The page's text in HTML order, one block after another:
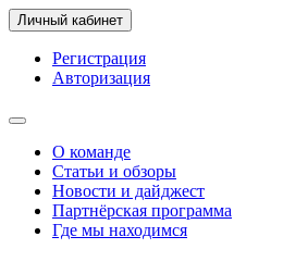
Личный кабинет
Регистрация
Авторизация
О команде
Статьи и обзоры
Новости и дайджест
Партнёрская программа
Где мы находимся